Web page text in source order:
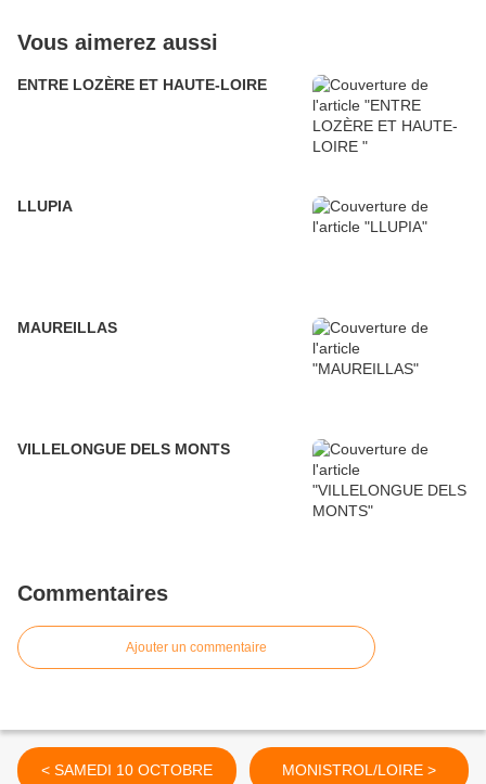
Vous aimerez aussi
ENTRE LOZÈRE ET HAUTE-LOIRE
LLUPIA
MAUREILLAS
VILLELONGUE DELS MONTS
Commentaires
Ajouter un commentaire
< SAMEDI 10 OCTOBRE MONISTROL/LOIRE >